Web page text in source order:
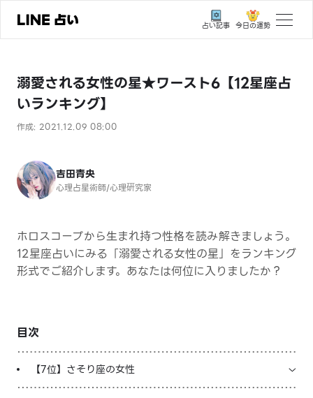
占い記事 今日の運勢
ユーザーの声
相談事例
おすすめの占い師
よくある質問
えもじの子（占）12星座占い
占い記事
※LINEアプリ内のサービスページへ遷移します
溺愛される女性の星★ワースト6【12星座占
いランキング】
作成: 2021.12.09 08:00
吉田青央
心理占星術師/心理硏究家
ホロスコープから生まれ持つ性格を読み解きましょう。
12星座占いにみる「溺愛される女性の星」をランキング
形式でご紹介します。あなたは何位に入りましたか？
目次
【7位】さそり座の女性